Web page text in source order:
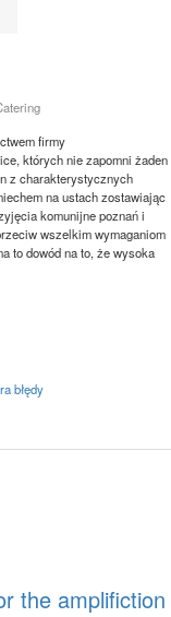
firmy
których nie zapomni żaden
z charakterystycznych
na ustach zostawiając
komunijne poznań i
wszelkim wymaganiom
to dowód na to, że wysoka
błędy
the amplifiction